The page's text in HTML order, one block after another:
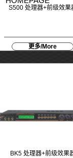
S500 处理器+前级效果
更多/More
BK5 处理器+前级效果